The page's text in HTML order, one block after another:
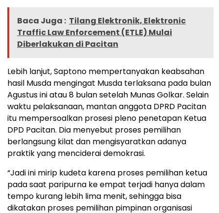
Baca Juga : Tilang Elektronik, Elektronic
Traffic Law Enforcement (ETLE) Mulai
Diberlakukan di Pacitan
Lebih lanjut, Saptono mempertanyakan keabsahan
hasil Musda mengingat Musda terlaksana pada bulan
Agustus ini atau 8 bulan setelah Munas Golkar. Selain
waktu pelaksanaan, mantan anggota DPRD Pacitan
itu mempersoalkan prosesi pleno penetapan Ketua
DPD Pacitan. Dia menyebut proses pemilihan
berlangsung kilat dan mengisyaratkan adanya
praktik yang menciderai demokrasi.
“Jadi ini mirip kudeta karena proses pemilihan ketua
pada saat paripurna ke empat terjadi hanya dalam
tempo kurang lebih lima menit, sehingga bisa
dikatakan proses pemilihan pimpinan organisasi